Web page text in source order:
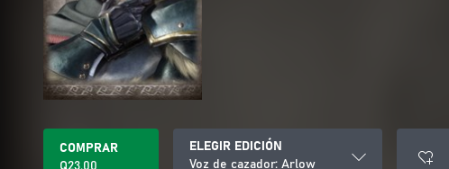
COMPRAR
Q23.00
ELEGIR EDICIÓN
Voz de cazador: Arlow